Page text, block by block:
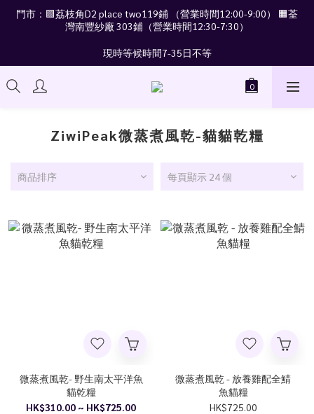
門市：🟪荔枝角D2 place two119鋪 （營業時間12:00-9:00） 🟧荃
灣南豐紗廠 303鋪（營業時間12:30-7:30）
現時等候時間7-35日不等
ZiwiPeak微蒸煮風乾-貓貓乾糧
商品排序 每頁顯示 24 個
微蒸煮風乾- 野生南太平洋魚
貓乾糧
HK$310.00 ~ HK$725.00
微蒸煮風乾 - 放養雞配全鯖
魚貓糧
HK$725.00